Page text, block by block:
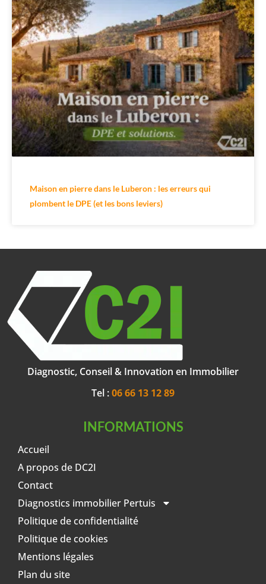
Maison en pierre dans le Luberon : les erreurs qui
plombent le DPE (et les bons leviers)
Diagnostic, Conseil & Innovation en Immobilier
Tel :06 66 13 12 89
INFORMATIONS
Accueil
A propos de DC2I
Contact
Diagnostics immobilier Pertuis
Politique de confidentialité
Politique de cookies
Mentions légales
Plan du site